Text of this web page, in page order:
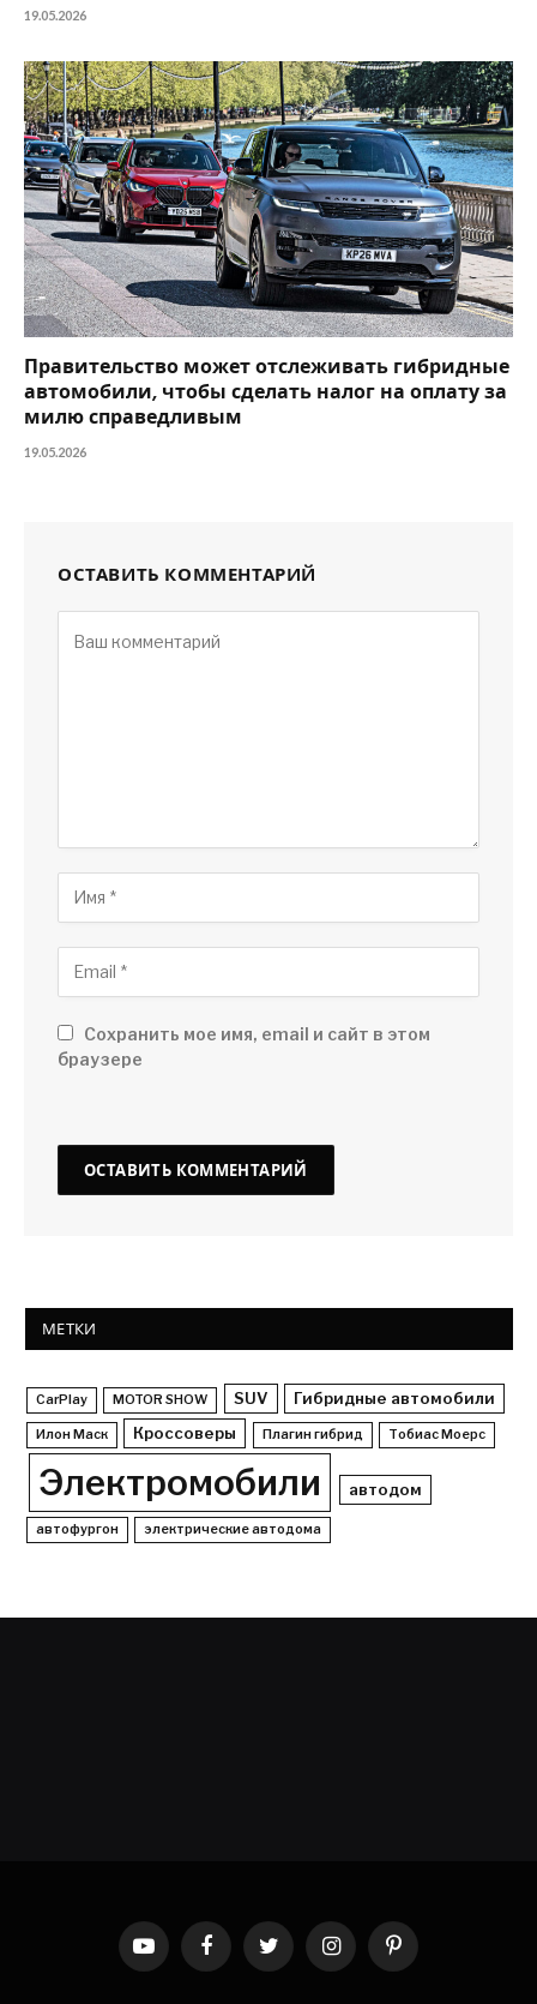
19.05.2026
Правительство может отслеживать гибридные
автомобили, чтобы сделать налог на оплату за
милю справедливым
19.05.2026
ОСТАВИТЬ КОММЕНТАРИЙ
Сохранить мое имя, email и сайт в этом
браузере
МЕТКИ
CarPlay MOTOR SHOW SUV Гибридные автомобили
Илон Маск Кроссоверы Плагин гибрид Тобиас Моерс
Электромобили автодом
автофургон электрические автодома
YouTubeFacebookTwitterInstagramPinterest